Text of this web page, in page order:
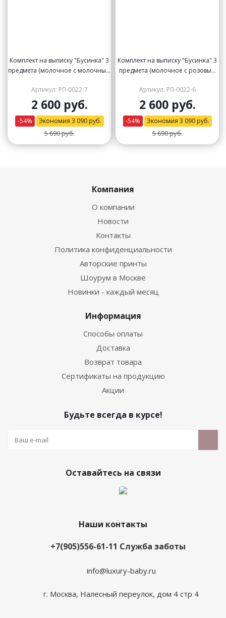
Комплект на выписку "Бусинка" 3
предмета (молочное с молочным
Артикул: РП-0022-7
2 600 руб.
-54% Экономия 3 090руб.
5 690 руб.
Комплект на выписку "Бусинка" 3
предмета (молочное с розовым
Артикул: РП-0022-6
2 600 руб.
-54% Экономия 3 090руб.
5 690 руб.
Компания
О компании
Новости
Контакты
Политика конфиденциальности
Авторские принты
Шоурум в Москве
Новинки - каждый месяц
Информация
Способы оплаты
Доставка
Возврат товара
Сертификаты на продукцию
Акции
Будьте всегда в курсе!
Оставайтесь на связи
Наши контакты
+7(905)556-61-11 Служба заботы
info@luxury-baby.ru
г. Москва, Налесный переулок, дом 4 стр 4